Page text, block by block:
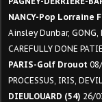
NANCY-Pop Lorraine
Ainsley Dunbar, GONG,
CAREFULLY DONE
PARIS-Golf Drouot
PROCESSUS, IRIS,
DIEULOUARD (54) 26/